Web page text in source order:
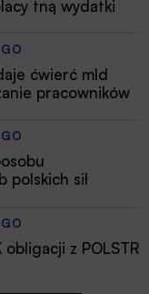
tną wydatki
ćwierć mld
pracowników
polskich sił
obligacji z POLSTR